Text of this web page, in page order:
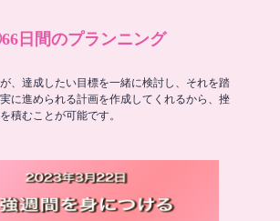
日間のプランニング
、達成したい目標を一緒に検討し、それを踏
に進められる計画を作成してくれるから、挫
積むことが可能です。